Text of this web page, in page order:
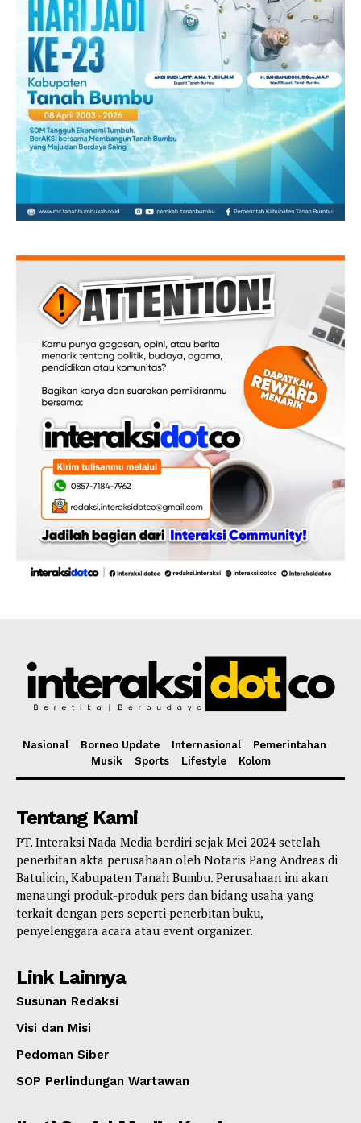
Nasional Borneo Update Internasional
Pemerintahan
Musik
Sports Lifestyle Kolom
Tentang Kami
PT. Interaksi Nada Media berdiri sejak Mei 2024 setelah
penerbitan akta perusahaan oleh Notaris Pang Andreas di
Batulicin, Kabupaten Tanah Bumbu. Perusahaan ini akan
menaungi produk-produk pers dan bidang usaha yang
terkait dengan pers seperti penerbitan buku,
penyelenggara acara atau event organizer.
Link Lainnya
Susunan Redaksi
Visi dan Misi
Pedoman Siber
SOP Perlindungan Wartawan